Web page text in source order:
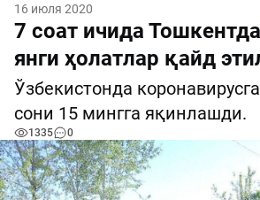
16 июля 2020
7 соат ичида
янги ҳолатлар қайд
Ўзбекистонда
сони 15 мингга яқинлашди.
1335 0